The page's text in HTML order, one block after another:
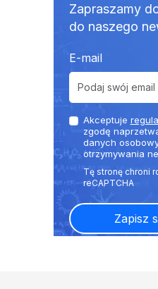
Zapraszamy
do naszego
E-mail
Akceptuje
zgodę
danych
otrzymywania